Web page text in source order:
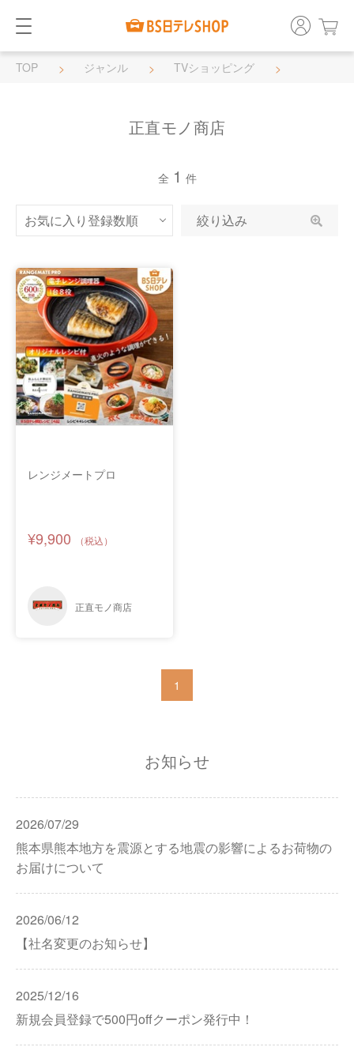
TOP ジャンル
TVショッピング
正直モノ商店
全 1 件
絞り込み
レンジメートプロ
¥9,900
1
お知らせ
2026/07/29
熊本県熊本地方を震源とする地震の影響によるお荷物の
お届けについて
2026/06/12
【社名変更のお知らせ】
2025/12/16
新規会員登録で500円offクーポン発行中！